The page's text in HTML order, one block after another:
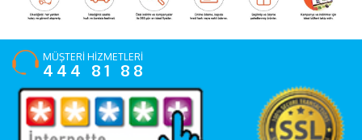
MÜŞTERİ HİZMETLERİ
444 81 88